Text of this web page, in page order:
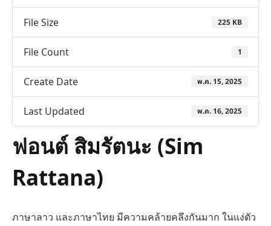
File Size 225 KB
File Count 1
Create Date พ.ค. 15, 2025
Last Updated พ.ค. 16, 2025
ฟอนต์ สิมรัตนะ (Sim
Rattana)
ภาษาลาว และภาษาไทย มีความคล้ายคลึงกันมาก ในแง่ตัว